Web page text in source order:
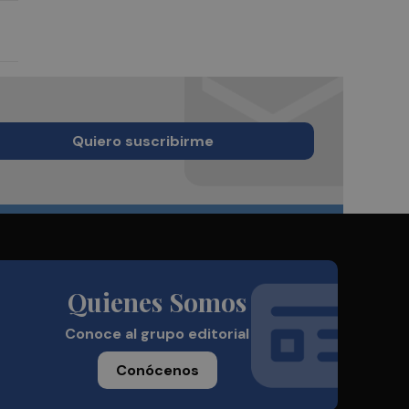
Quiero suscribirme
Quienes Somos
Conoce al grupo editorial
Conócenos